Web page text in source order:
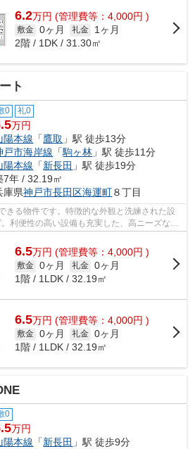
6.2万円 (管理費等：4,000円 )
敷金 0ヶ月 礼金
1ヶ月
2階 / 1DK / 31.30㎡
ト
0 礼0
万円
陽本線 「鷹取 」駅 徒歩13分
戸市海岸線 「駒ヶ林 」駅 徒歩11分
陽本線 「新長田 」駅 徒歩19分
7年 / 32.19㎡
庫県神戸市長田区海運町８丁目
きる物件です。特徴的な外観と洗練された設
利便性の高い設備も充実した、高ニーズな
りが良いので...
6.5万円 (管理費等：4,000円 )
敷金 0ヶ月 礼金 0ヶ月
1階 / 1LDK / 32.19㎡
6.5万円 (管理費等：4,000円 )
敷金 0ヶ月 礼金 0ヶ月
1階 / 1LDK / 32.19㎡
0
万円
陽本線 「新長田 」駅 徒歩9分